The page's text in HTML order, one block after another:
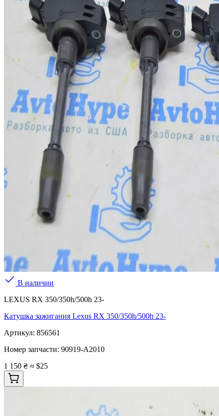
В наличии
LEXUS RX 350/350h/500h 23-
Катушка зажигания Lexus RX 350/350h/500h 23-
Артикул: 856561
Номер запчасти: 90919-A2010
1 150 ₴ ≈ $25